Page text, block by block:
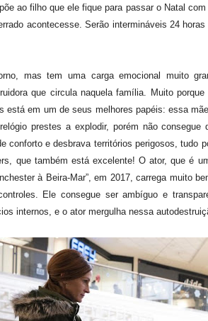
ao filho que ele fique para passar o Natal
acontecesse. Serão intermináveis 24
mas tem uma carga emocional muito
que circula naquela família. Muito
está em um de seus melhores papéis: essa
prestes a explodir, porém não
conforto e desbrava territórios perigosos, tudo
que também está excelente! O ator, que é
à Beira-Mar”, em 2017, carrega muito
Ele consegue ser ambíguo e
internos, e o ator mergulha nessa